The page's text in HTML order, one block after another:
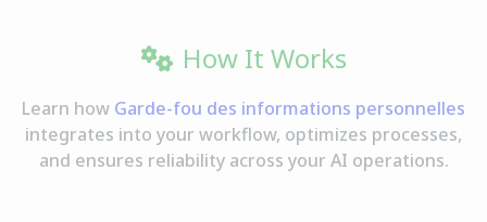
How It Works
Learn how Garde-fou des informations personnelles
integrates into your workflow, optimizes processes,
and ensures reliability across your AI operations.